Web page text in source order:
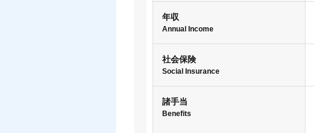
年収
Annual Income
社会保険
Social Insurance
諸手当
Benefits